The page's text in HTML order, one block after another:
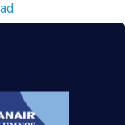
más